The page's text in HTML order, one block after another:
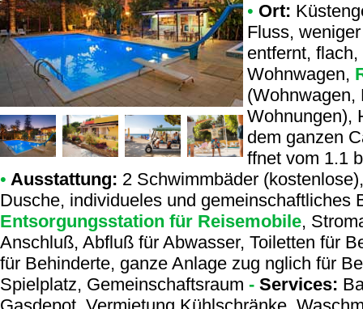
• Ort:
Fluss,
entfernt,
Wohnwagen,
(Wohnwagen,
Wohnungen),
dem ganzen
ffnet vom 1.1
• Ausstattung: 2 Schwimmbäder
Dusche, individueles und gemeinschaftliches
Entsorgungsstation für Reisemobile,
Anschluß, Abfluß für Abwasser, Toiletten für
für Behinderte, ganze Anlage zug nglich für
Spielplatz, Gemeinschaftsraum - Services: